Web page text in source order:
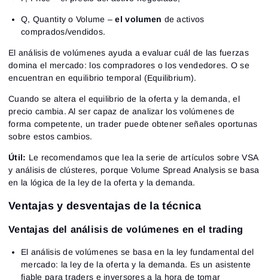
Q, Quantity o Volume –el volumen de activos
comprados/vendidos.
El análisis de volúmenes ayuda a evaluar cuál de las fuerzas
domina el mercado: los compradores o los vendedores. O se
encuentran en equilibrio temporal (Equilibrium).
Cuando se altera el equilibrio de la oferta y la demanda, el
precio cambia. Al ser capaz de analizar los volúmenes de
forma competente, un trader puede obtener señales oportunas
sobre estos cambios.
Útil: Le recomendamos que lea la serie de artículos sobre VSA
y análisis de clústeres, porque Volume Spread Analysis se basa
en la lógica de la ley de la oferta y la demanda.
Ventajas y desventajas de la técnica
Ventajas del análisis de volúmenes en el trading
El análisis de volúmenes se basa en la ley fundamental del
mercado: la ley de la oferta y la demanda. Es un asistente
fiable para traders e inversores a la hora de tomar